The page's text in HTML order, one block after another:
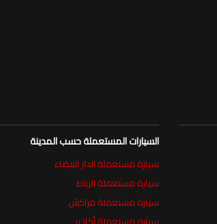
السيارات المستعملة حسب المدينة
سيارة مستعملة الدار البيضاء
سيارة مستعملة الرباط
سيارة مستعملة مراكش